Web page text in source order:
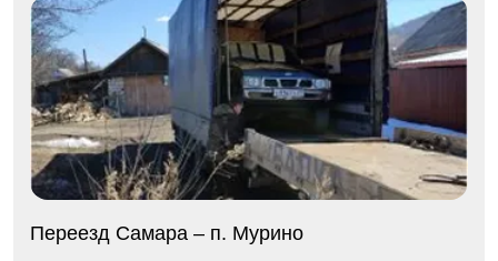
Переезд Самара – п. Мурино